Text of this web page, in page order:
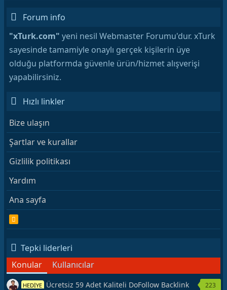
Forum info
"xTurk.com" yeni nesil Webmaster Forumu'dur. xTurk
sayesinde tamamiyle onaylı gerçek kişilerin üye
olduğu platformda güvenle ürün/hizmet alışverişi
yapabilirsiniz.
Hızlı linkler
Bize ulaşın
Şartlar ve kurallar
Gizlilik politikası
Yardım
Ana sayfa
S
Tepki liderleri
Konular
Kullanıcılar
HEDİYE Ücretsiz 59 Adet Kaliteli DoFollow Backlink 223